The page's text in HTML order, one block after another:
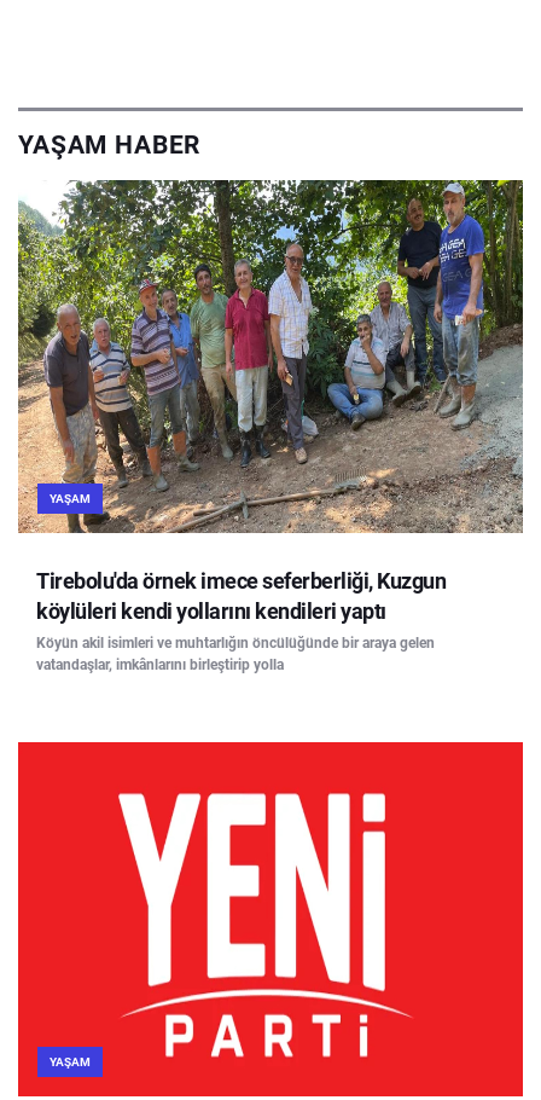
YAŞAM HABER
YAŞAM
Tirebolu'da örnek imece seferberliği, Kuzgun
köylüleri kendi yollarını kendileri yaptı
Köyün akil isimleri ve muhtarlığın öncülüğünde bir araya gelen
vatandaşlar, imkânlarını birleştirip yolla
YAŞAM